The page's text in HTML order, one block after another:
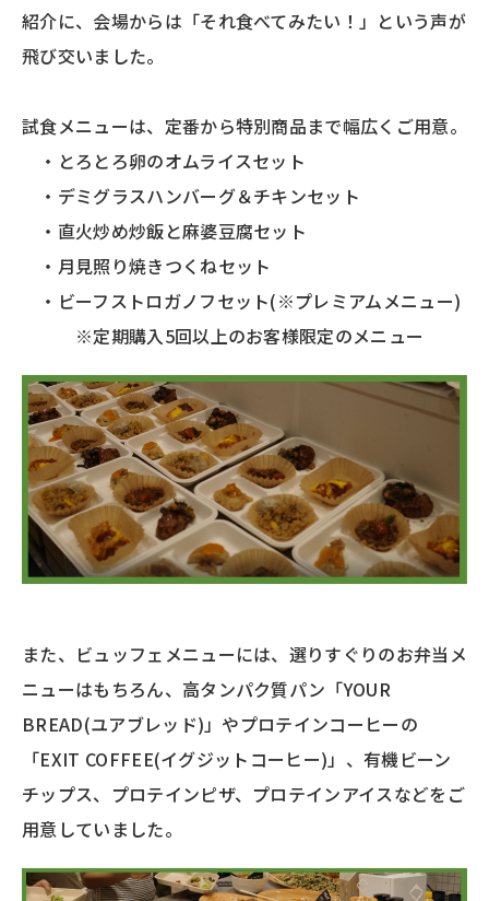
紹介に、会場からは「それ食べてみたい！」という声が
飛び交いました。
試食メニューは、定番から特別商品まで幅広くご用意。
・とろとろ卵のオムライスセット
・デミグラスハンバーグ＆チキンセット
・直火炒め炒飯と麻婆豆腐セット
・月見照り焼きつくねセット
・ビーフストロガノフセット(※プレミアムメニュー)
※定期購入5回以上のお客様限定のメニュー
また、ビュッフェメニューには、選りすぐりのお弁当メ
ニューはもちろん、高タンパク質パン「YOUR
BREAD(ユアブレッド)」やプロテインコーヒーの
「EXIT COFFEE(イグジットコーヒー)」、有機ビーン
チップス、プロテインピザ、プロテインアイスなどをご
用意していました。